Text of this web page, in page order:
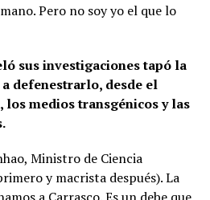
Pero no soy yo el que lo
sus investigaciones tapó la
defenestrarlo, desde el
medios transgénicos y las
Ministro de Ciencia
y macrista después). La